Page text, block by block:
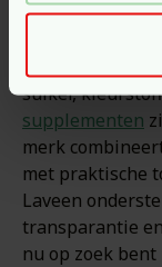
zwangere
door experts,
suiker,
supplementen
merk
met praktische
Laveen
transparantie
nu op zoek